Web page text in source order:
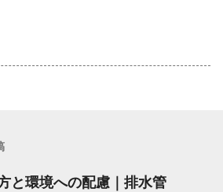
と環境への配慮｜排水管